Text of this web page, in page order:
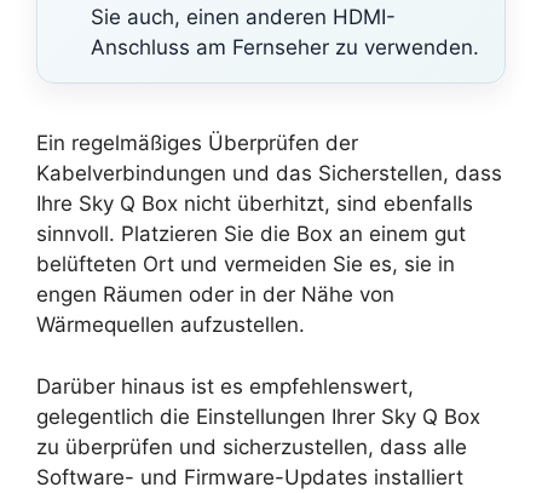
Sie auch, einen anderen HDMI-
Anschluss am Fernseher zu verwenden.
Ein regelmäßiges Überprüfen der
Kabelverbindungen und das Sicherstellen, dass
Ihre Sky Q Box nicht überhitzt, sind ebenfalls
sinnvoll. Platzieren Sie die Box an einem gut
belüfteten Ort und vermeiden Sie es, sie in
engen Räumen oder in der Nähe von
Wärmequellen aufzustellen.
Darüber hinaus ist es empfehlenswert,
gelegentlich die Einstellungen Ihrer Sky Q Box
zu überprüfen und sicherzustellen, dass alle
Software- und Firmware-Updates installiert